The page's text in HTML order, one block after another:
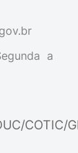
a
SEDUC/